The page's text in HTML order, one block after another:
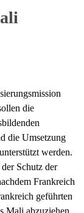
die
die Umsetzung
werden.
Schutz der
Frankreich
geführten